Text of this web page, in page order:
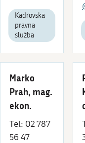
Kadrovska
pravna
služba
Marko
Prah, mag.
ekon.
Tel: 02 787
56 47